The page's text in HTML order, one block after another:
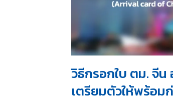
วิธีกรอกใบ ตม. จีน
เตรียมตัวให้พร้อ